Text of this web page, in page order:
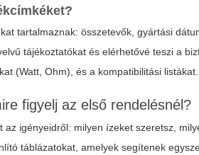
tartalmaznak: összetevők, gyártási
tájékoztatókat és elérhetővé teszi a
(Watt, Ohm), és a kompatibilitási listákat.
figyelj az első rendelésnél?
az igényeidről: milyen ízeket szeretsz,
táblázatokat, amelyek segítenek